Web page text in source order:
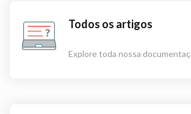
Todos os artigos
Explore toda nossa